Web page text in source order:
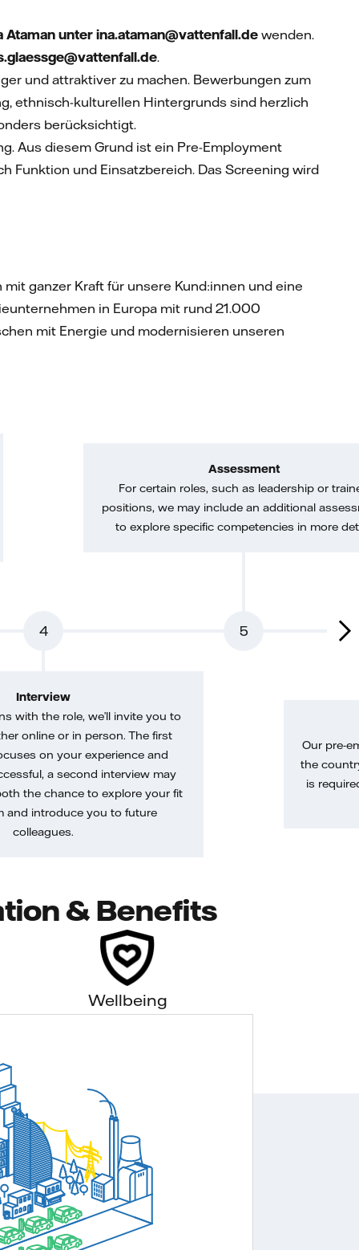
Ataman unter ina.ataman@vattenfall.dewenden.
.
und attraktiver zu machen. Bewerbungen zum
ethnisch-kulturellen Hintergrunds sind herzlich
berücksichtigt.
Aus diesem Grund ist ein Pre-Employment
Funktion und Einsatzbereich. Das Screening wird
ganzer Kraft für unsere Kund:innen und eine
in Europa mit rund 21.000
mit Energie und modernisieren unseren
4
Interview
with the role, we’ll invite you to
online or in person. The first
on your experience and
a second interview may
the chance to explore your fit
and introduce you to future
colleagues.
5
Assessment
For certain roles, such as leadership or
positions, we may include an additional
to explore specific competencies in more
Our pre-
the
is
& Benefits
Wellbeing